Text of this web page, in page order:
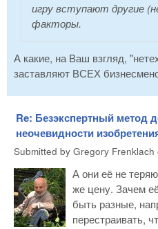
игру вступают другие
факторы.
А какие, на Ваш взгляд,
заставляют ВСЕХ
Re: Безэкспертный метод
неочевидности
Submitted by Gregory Frenklach
А они её не
же цену. Зачем
быть разные,
перестраивать,